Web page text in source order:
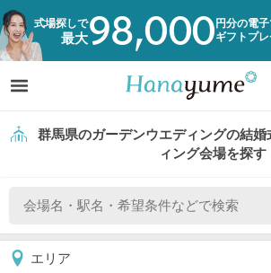
式場探しで
最大98,000 円分の電
ギフトプレ
群馬県のガーデンウエディングの結
ィング会場を探す
エリア